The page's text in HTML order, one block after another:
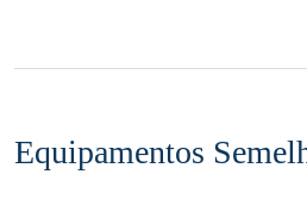
Equipamentos